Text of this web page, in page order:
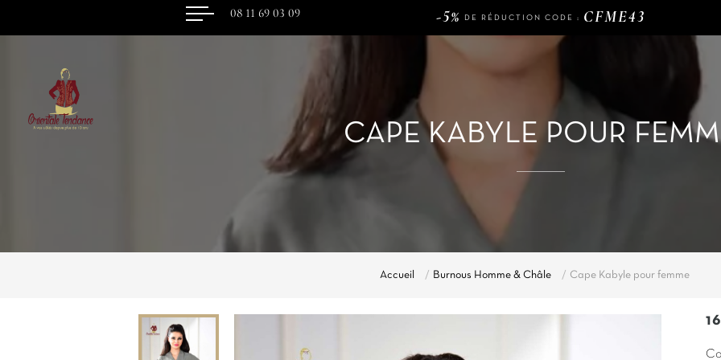
-5% DE RÉDUCTION CODE : CFME43
LIVRAISON GRATUITE DÈS
-5%
08 11 69 03 09
CAPE KABYLE POUR
Accueil Burnous Homme & Châle Cape Kabyle pour femme